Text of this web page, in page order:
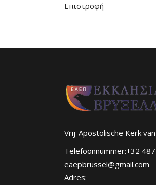
Επιστροφή
Vrij-Apostolische Kerk
Telefoonnummer:+32
eaepbrussel@gmail.com
Adres: